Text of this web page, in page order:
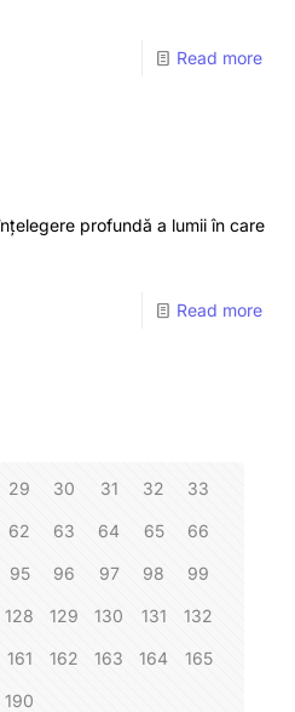
Read more
profundă a lumii în care
Read more
29 30 31 32 33
62 63 64 65 66
95 96 97 98 99
128 129 130 131 132
161 162 163 164 165
190